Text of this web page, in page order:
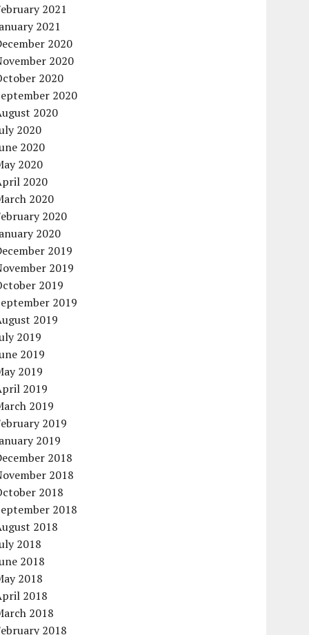
2021
2021
2020
2020
2020
2020
2020
2020
2020
2020
2020
2020
2020
2020
2019
2019
2019
2019
2019
2019
2019
2019
2019
2019
2019
2019
2018
2018
2018
2018
2018
2018
2018
2018
2018
2018
2018